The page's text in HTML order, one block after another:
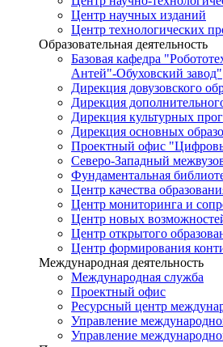
Центр научных изданий
Центр технологических
Образовательная деятельность
Базовая кафедра
Антей"-Обуховский завод"
Дирекция довузовского
Дирекция
Дирекция культурных
Дирекция основных
Проектный офис
Северо-Западный
Фундаментальная
Центр качества
Центр мониторинга и
Центр новых
Центр открытого
Центр формирования
Международная деятельность
Международная служба
Проектный офис
Ресурсный центр
Управление
Управление